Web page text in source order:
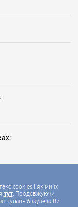
cookies і як ми їх
тут. Продовжуючи
браузера Ви